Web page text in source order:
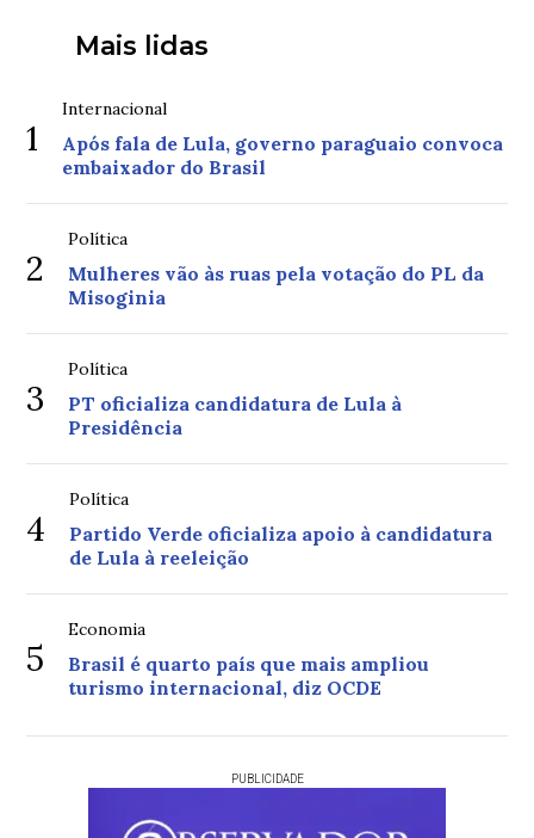
Mais lidas
1
Internacional
Após fala de Lula, governo paraguaio convoca
embaixador do Brasil
2
Política
Mulheres vão às ruas pela votação do PL da
Misoginia
3
Política
PT oficializa candidatura de Lula à
Presidência
4
Política
Partido Verde oficializa apoio à candidatura
de Lula à reeleição
5
Economia
Brasil é quarto país que mais ampliou
turismo internacional, diz OCDE
PUBLICIDADE